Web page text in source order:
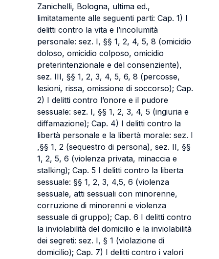
Zanichelli, Bologna, ultima ed.,
limitatamente alle seguenti parti: Cap. 1) I
delitti contro la vita e l’incolumità
personale: sez. I, §§ 1, 2, 4, 5, 8 (omicidio
doloso, omicidio colposo, omicidio
preterintenzionale e del consenziente),
sez. III, §§ 1, 2, 3, 4, 5, 6, 8 (percosse,
lesioni, rissa, omissione di soccorso); Cap.
2) I delitti contro l’onore e il pudore
sessuale: sez. I, §§ 1, 2, 3, 4, 5 (ingiuria e
diffamazione); Cap. 4) I delitti contro la
libertà personale e la libertà morale: sez. I
,§§ 1, 2 (sequestro di persona), sez. II, §§
1, 2, 5, 6 (violenza privata, minaccia e
stalking); Cap. 5 I delitti contro la liberta
sessuale: §§ 1, 2, 3, 4,5, 6 (violenza
sessuale, atti sessuali con minorenne,
corruzione di minorenni e violenza
sessuale di gruppo); Cap. 6 I delitti contro
la inviolabilità del domicilio e la inviolabilità
dei segreti: sez. I, § 1 (violazione di
domicilio); Cap. 7) I delitti contro i valori